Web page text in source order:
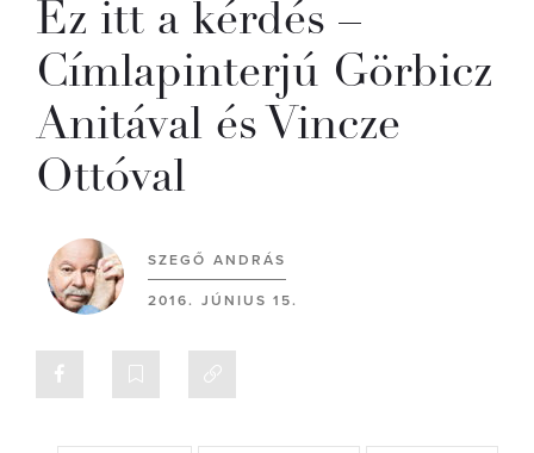
Ez itt a kérdés –
Címlapinterjú Görbicz
Anitával és Vincze
Ottóval
SZEGŐ ANDRÁS
2016. JÚNIUS 15.